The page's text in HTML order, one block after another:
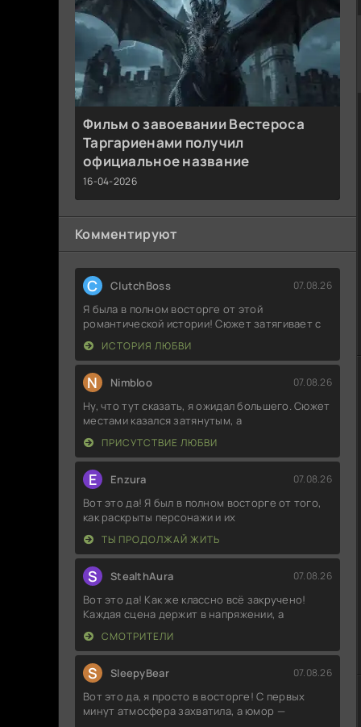
Фильм о завоевании Вестероса
Таргариенами получил
официальное название
16-04-2026
Комментируют
C ClutchBoss 07.08.26
Я была в полном восторге от этой
романтической истории! Сюжет затягивает с
ИСТОРИЯ ЛЮБВИ
N Nimbloo 07.08.26
Ну, что тут сказать, я ожидал большего. Сюжет
местами казался затянутым, а
ПРИСУТСТВИЕ ЛЮБВИ
E Enzura 07.08.26
Вот это да! Я был в полном восторге от того,
как раскрыты персонажи и их
ТЫ ПРОДОЛЖАЙ ЖИТЬ
S StealthAura 07.08.26
Вот это да! Как же классно всё закручено!
Каждая сцена держит в напряжении, а
СМОТРИТЕЛИ
S SleepyBear 07.08.26
Вот это да, я просто в восторге! С первых
минут атмосфера захватила, а юмор —